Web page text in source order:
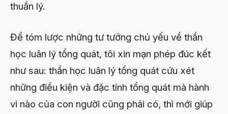
thuần lý.
Để tóm lược những tư tưởng chủ yếu về thần
học luân lý tổng quát, tôi xin mạn phép đúc kết
như sau: thần học luân lý tổng quát cứu xét
những điều kiện và đặc tính tổng quát mà hành
vi nào của con người cũng phải có, thì mới giúp